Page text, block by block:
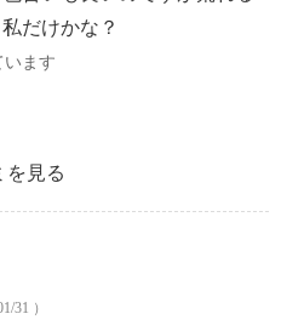
だけかな？
います
を見る
31 ）